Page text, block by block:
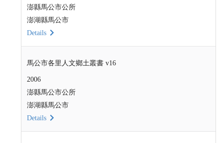
澎縣馬公市公所
澎湖縣馬公市
Details
馬公市各里人文鄉土叢書 v16
2006
澎縣馬公市公所
澎湖縣馬公市
Details